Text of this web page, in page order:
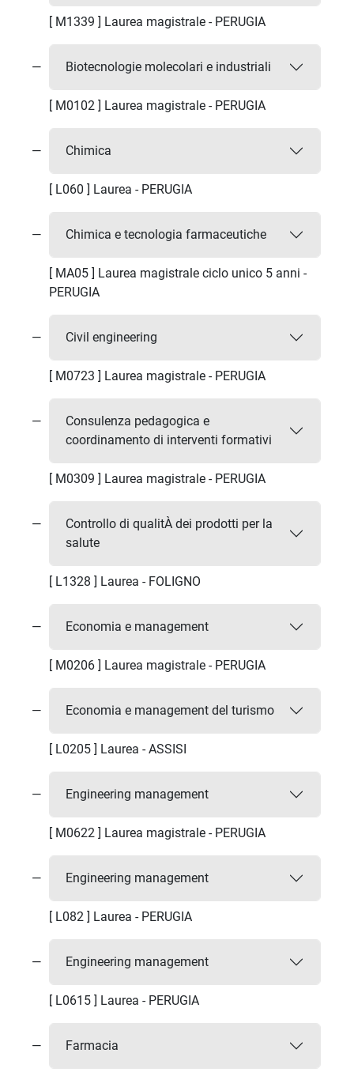
[ M1339 ] Laurea magistrale - PERUGIA
Biotecnologie molecolari e industriali
[ M0102 ] Laurea magistrale - PERUGIA
Chimica
[ L060 ] Laurea - PERUGIA
Chimica e tecnologia farmaceutiche
[ MA05 ] Laurea magistrale ciclo unico 5 anni -
PERUGIA
Civil engineering
[ M0723 ] Laurea magistrale - PERUGIA
Consulenza pedagogica e
coordinamento di interventi formativi
[ M0309 ] Laurea magistrale - PERUGIA
Controllo di qualitÀ dei prodotti per la
salute
[ L1328 ] Laurea - FOLIGNO
Economia e management
[ M0206 ] Laurea magistrale - PERUGIA
Economia e management del turismo
[ L0205 ] Laurea - ASSISI
Engineering management
[ M0622 ] Laurea magistrale - PERUGIA
Engineering management
[ L082 ] Laurea - PERUGIA
Engineering management
[ L0615 ] Laurea - PERUGIA
Farmacia